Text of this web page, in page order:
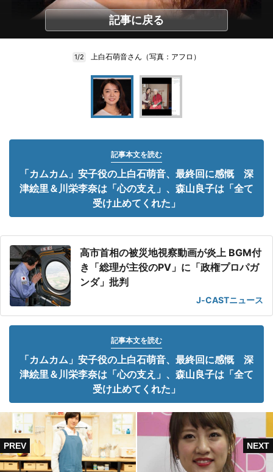
記事に戻る
1/2 上白石萌音さん（写真：アフロ）
記事本文を読む
「カムカム」安子役の上白石萌音、最終回に感慨 深
津絵里＆川栄李奈は「心の支え」、森山良子は「全て
受け止めてくれた」
高市首相の被災地視察動画が炎上 BGM付
き「総理が主役のPV」に「政権プロパガ
ンダ」批判
J-CASTニュース
記事本文を読む
「カムカム」安子役の上白石萌音、最終回に感慨 深
津絵里＆川栄李奈は「心の支え」、森山良子は「全て
受け止めてくれた」